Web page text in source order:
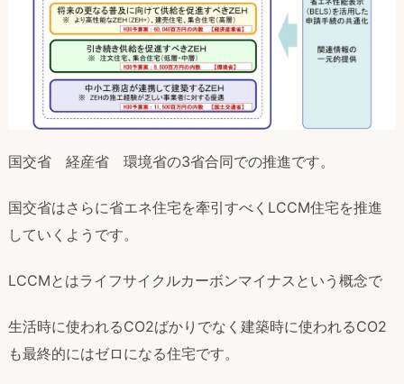
国交省 経産省 環境省の3省合同での推進です。
国交省はさらに省エネ住宅を牽引すべくLCCM住宅を推進
していくようです。
LCCMとはライフサイクルカーボンマイナスという概念で
生活時に使われるCO2ばかりでなく建築時に使われるCO2
も最終的にはゼロになる住宅です。